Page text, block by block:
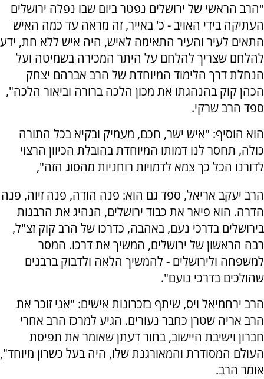
"הרב הראשי של ירושלים נפטר ביום שבו נפלה ירושלים
העתיקה בידי האויב - כ' באייר, זה מראה עד כמה האיש
התאים לעיר והעיר התאימה לאיש, היה איש ללא חת, ידע
להלחם שצריך להלחם על היתר המכירה בשמיטה ועל
הנחלת דרך הלימוד המיוחדת של הרב אברהם יצחק
הכהן קוק בהנהגתו את מכון הלכה ברורה וביאור הלכה",
ספד הרב שרקי.
הוא הוסיף: "איש ישר, חכם, מעמיק ובקיא בכל התורה
כולה, תחסר לנו דמותו המיוחדת בהובלת הכיוון הרצוי
לדורנו הכל כך צמא לדמויות רוחניות מהסוג הזה",
הרב יעקב אריאל, ספד גם הוא: פנה הודה, פנה זיוה, פנה
הדרה. הוא פיאר את כבוד ירושלים, הנהיג את הרבנות
בירושלים בדרכי נעם, באהבה, כדרכו של הרב קוק זצ"ל,
רבה הראשון של ירושלים, המשיך את דרכו. המסר
למשפחה ולירושלים - להמשיך הלאה ולדבוק ברבנים
שהולכים בדרכי נועם".
הרב ירחמיאל ויס, שיתף בזכרונות אישים: "אני זוכר את
הרב אריה שטרן כחבר נעורים. הגיע למרכז הרב אחרי
חברון וישיבת היישוב, בחור דעתן שאומר את תפיסת
העולם המסודרת והמאורגנת שלו, היה בעל כשרון מיוחד",
אומר הרב.